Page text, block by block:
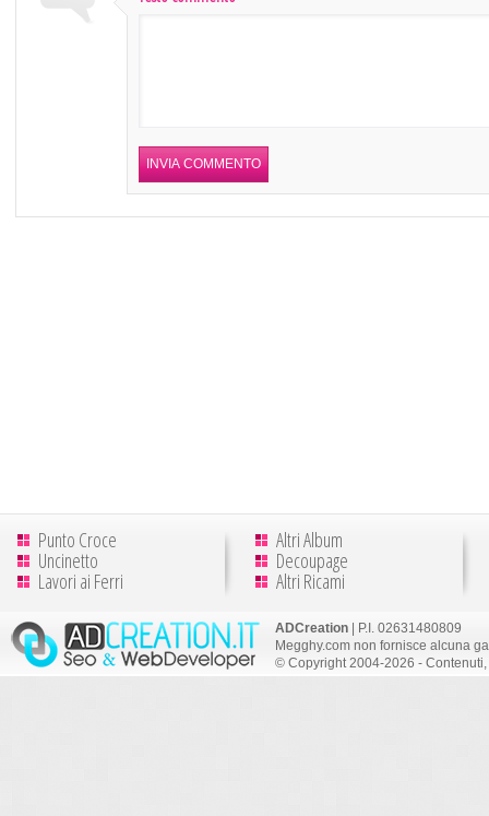
Punto Croce
Uncinetto
Lavori ai Ferri
Altri Album
Decoupage
Altri Ricami
ADCreation | P.I. 02631480809
Megghy.com non fornisce alcuna
© Copyright 2004-2026 -